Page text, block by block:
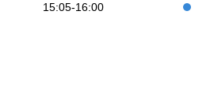
15:05-16:00